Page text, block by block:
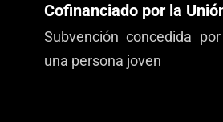
Cofinanciado por la
Subvención concedida
una persona joven